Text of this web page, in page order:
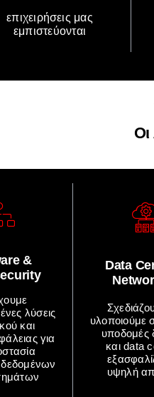
επιχειρήσεις μας
εμπιστεύονται
&
λύσεις
και
για
Data
υλοποιούμε
υποδομές
και data
υψηλή